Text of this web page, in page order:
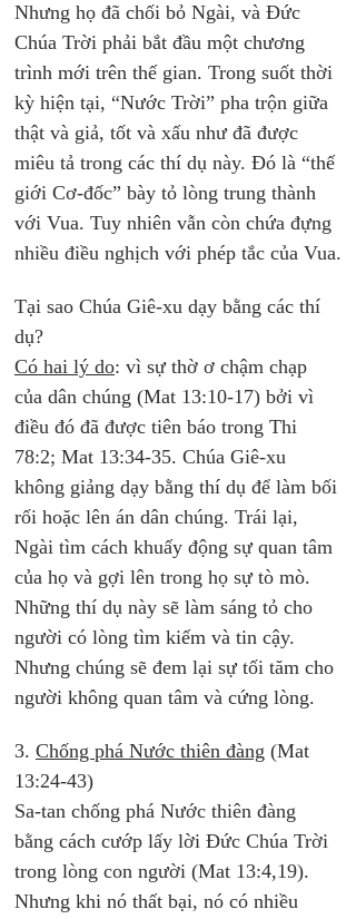
Nhưng họ đã chối bỏ Ngài, và Đức
Chúa Trời phải bắt đầu một chương
trình mới trên thế gian. Trong suốt thời
kỳ hiện tại, “Nước Trời” pha trộn giữa
thật và giả, tốt và xấu như đã được
miêu tả trong các thí dụ này. Đó là “thế
giới Cơ-đốc” bày tỏ lòng trung thành
với Vua. Tuy nhiên vẫn còn chứa đựng
nhiều điều nghịch với phép tắc của Vua.
Tại sao Chúa Giê-xu dạy bằng các thí
dụ?
Có hai lý do: vì sự thờ ơ chậm chạp
của dân chúng (Mat 13:10-17) bởi vì
điều đó đã được tiên báo trong Thi
78:2; Mat 13:34-35. Chúa Giê-xu
không giảng dạy bằng thí dụ để làm bối
rối hoặc lên án dân chúng. Trái lại,
Ngài tìm cách khuấy động sự quan tâm
của họ và gợi lên trong họ sự tò mò.
Những thí dụ này sẽ làm sáng tỏ cho
người có lòng tìm kiếm và tin cậy.
Nhưng chúng sẽ đem lại sự tối tăm cho
người không quan tâm và cứng lòng.
3. Chống phá Nước thiên đàng (Mat
13:24-43)
Sa-tan chống phá Nước thiên đàng
bằng cách cướp lấy lời Đức Chúa Trời
trong lòng con người (Mat 13:4,19).
Nhưng khi nó thất bại, nó có nhiều